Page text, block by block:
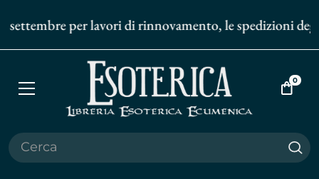
per lavori di rinnovamento, le spedizioni degli
Apri
Vai
0